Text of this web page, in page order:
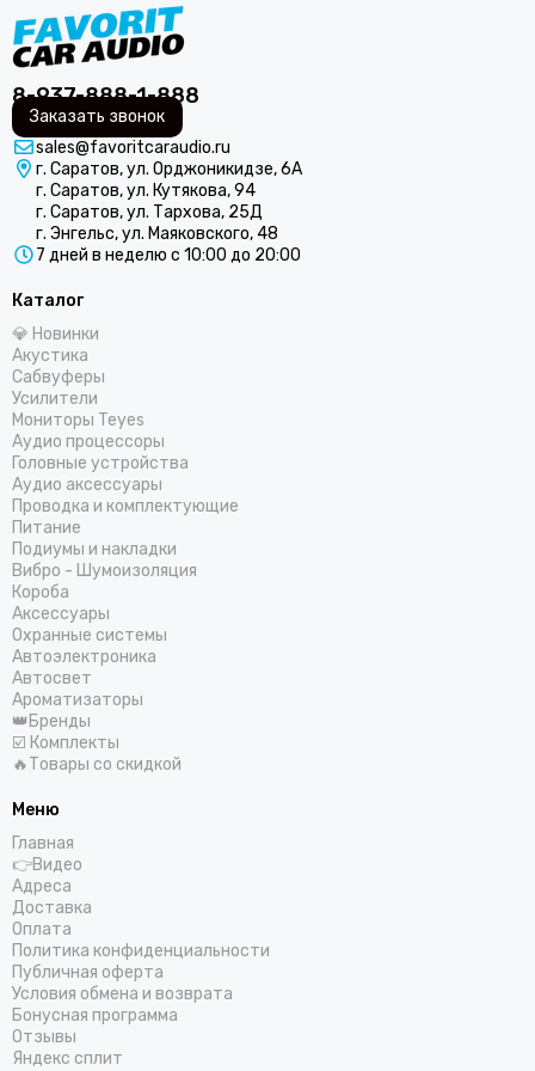
ARIA
Audio nova
Audison
AURA
Avatar
Alligator
AMP by A. Vakhtin
AZ-13 SPL Power
Black Hydra
Blackview
Best Balance
Braim
Blam
BRAX
Cadence
Calcell
COLT
Centurion
CDT
ComfortMat
Challenger
СтартВольт
DEGO
DD Audio
DAXX
ESB Audio
EDGE
ESX
E.O.S.
FSD Audio
Focal
Five
GAS
8-937-888-1-888
Заказать звонок
sales@favoritcaraudio.ru
г. Саратов, ул. Орджоникидзе, 6А
г. Саратов, ул. Кутякова, 94
г. Саратов, ул. Тархова, 25Д
г. Энгельс, ул. Маяковского, 48
7 дней в неделю с 10:00 до 20:00
Каталог
💎 Новинки
Акустика
Сабвуферы
Усилители
Мониторы Teyes
Аудио процессоры
Головные устройства
Аудио аксессуары
Проводка и комплектующие
Питание
Подиумы и накладки
Вибро - Шумоизоляция
Короба
Аксессуары
Охранные системы
Автоэлектроника
Автосвет
Ароматизаторы
👑Бренды
☑️ Комплекты
🔥Товары со скидкой
Меню
Главная
👉Видео
Адреса
Доставка
Оплата
Политика конфиденциальности
Публичная оферта
Условия обмена и возврата
Бонусная программа
Отзывы
Яндекс сплит